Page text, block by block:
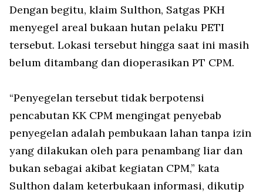
Dengan begitu, klaim Sulthon, Satgas PKH
menyegel areal bukaan hutan pelaku PETI
tersebut. Lokasi tersebut hingga saat ini masih
belum ditambang dan dioperasikan PT CPM.
“Penyegelan tersebut tidak berpotensi
pencabutan KK CPM mengingat penyebab
penyegelan adalah pembukaan lahan tanpa izin
yang dilakukan oleh para penambang liar dan
bukan sebagai akibat kegiatan CPM,” kata
Sulthon dalam keterbukaan informasi, dikutip